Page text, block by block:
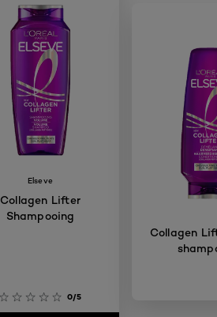
Elseve
Collagen Lifter
Shampooing
0/5
Collagen